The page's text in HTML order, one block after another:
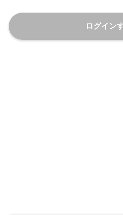
ログイン